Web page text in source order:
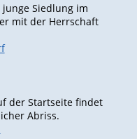
Siedlung im
mit der Herrschaft
der Startseite findet
Abriss.